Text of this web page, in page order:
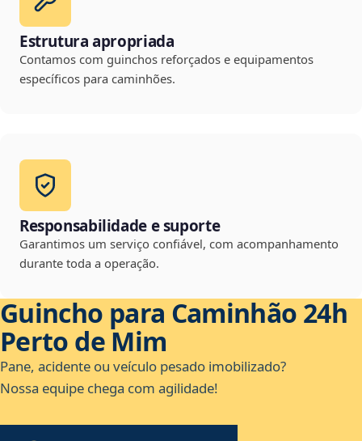
Estrutura apropriada
Contamos com guinchos reforçados e equipamentos
específicos para caminhões.
Responsabilidade e suporte
Garantimos um serviço confiável, com acompanhamento
durante toda a operação.
Guincho para Caminhão 24h
Perto de Mim
Pane, acidente ou veículo pesado imobilizado?
Nossa equipe chega com agilidade!